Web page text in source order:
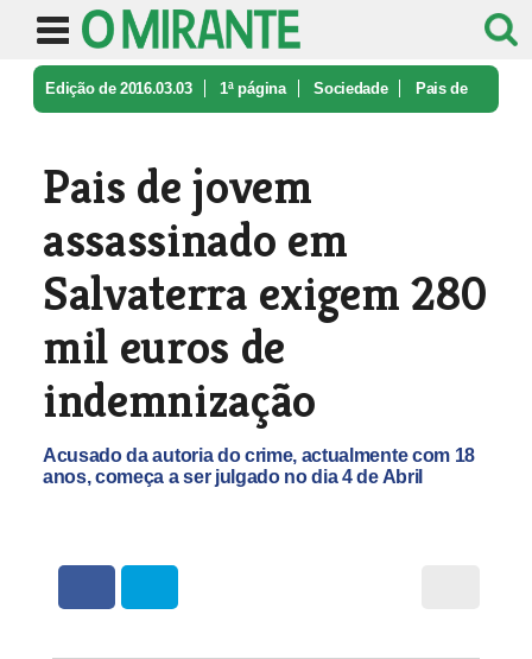
Edição de 2016.03.03 1ª página Sociedade Pais de
Pais de jovem
assassinado em
Salvaterra exigem 280
mil euros de
indemnização
Acusado da autoria do crime, actualmente com 18
anos, começa a ser julgado no dia 4 de Abril